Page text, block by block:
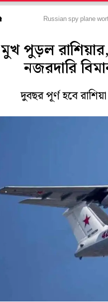
Russian spy plane
মুখ পুড়ল
নজরদারি
দুবছর পূর্ণ হবে